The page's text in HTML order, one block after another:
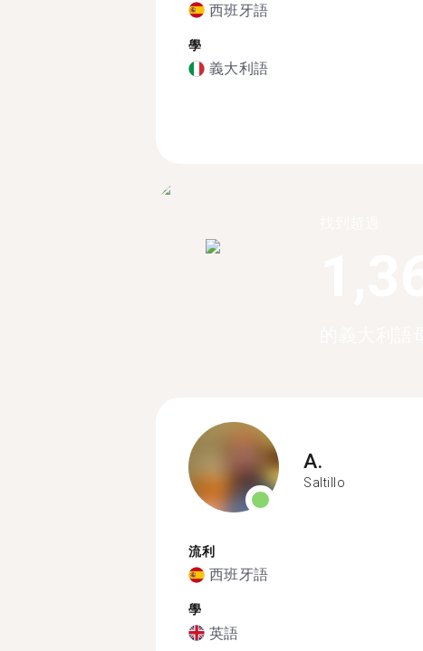
西班牙語
學
義大利語
A.
Saltillo
流利
西班牙語
學
英語